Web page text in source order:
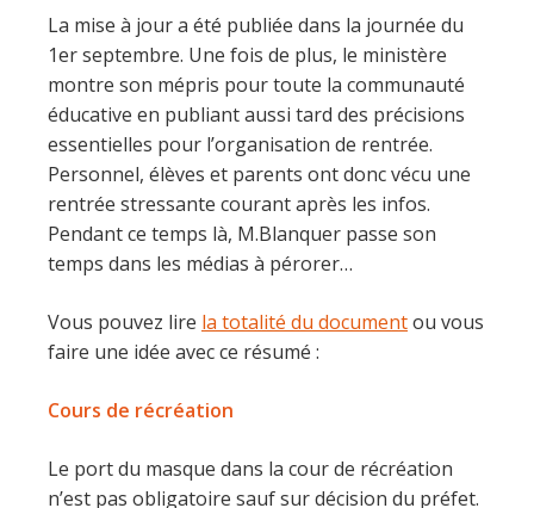
La mise à jour a été publiée dans la journée du
1er septembre. Une fois de plus, le ministère
montre son mépris pour toute la communauté
éducative en publiant aussi tard des précisions
essentielles pour l’organisation de rentrée.
Personnel, élèves et parents ont donc vécu une
rentrée stressante courant après les infos.
Pendant ce temps là, M.Blanquer passe son
temps dans les médias à pérorer…
Vous pouvez lire la totalité du documentou vous
faire une idée avec ce résumé :
Cours de récréation
Le port du masque dans la cour de récréation
n’est pas obligatoire sauf sur décision du préfet.